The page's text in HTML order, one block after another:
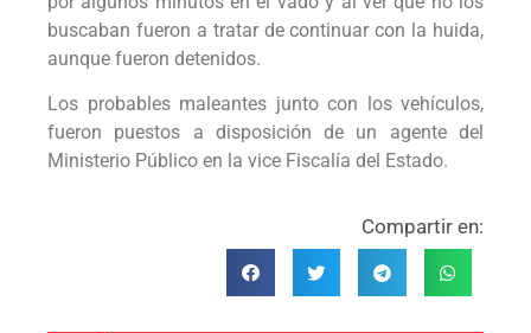
buscaban fueron a tratar de continuar con la huida,
aunque fueron detenidos.
Los probables maleantes junto con los vehículos,
fueron puestos a disposición de un agente del
Ministerio Público en la vice Fiscalía del Estado.
Compartir en: